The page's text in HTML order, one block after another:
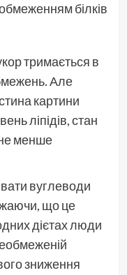
білків
тримається в
Але
картини
ліпідів, стан
менше
вуглеводи
що це
дієтах люди
зниження